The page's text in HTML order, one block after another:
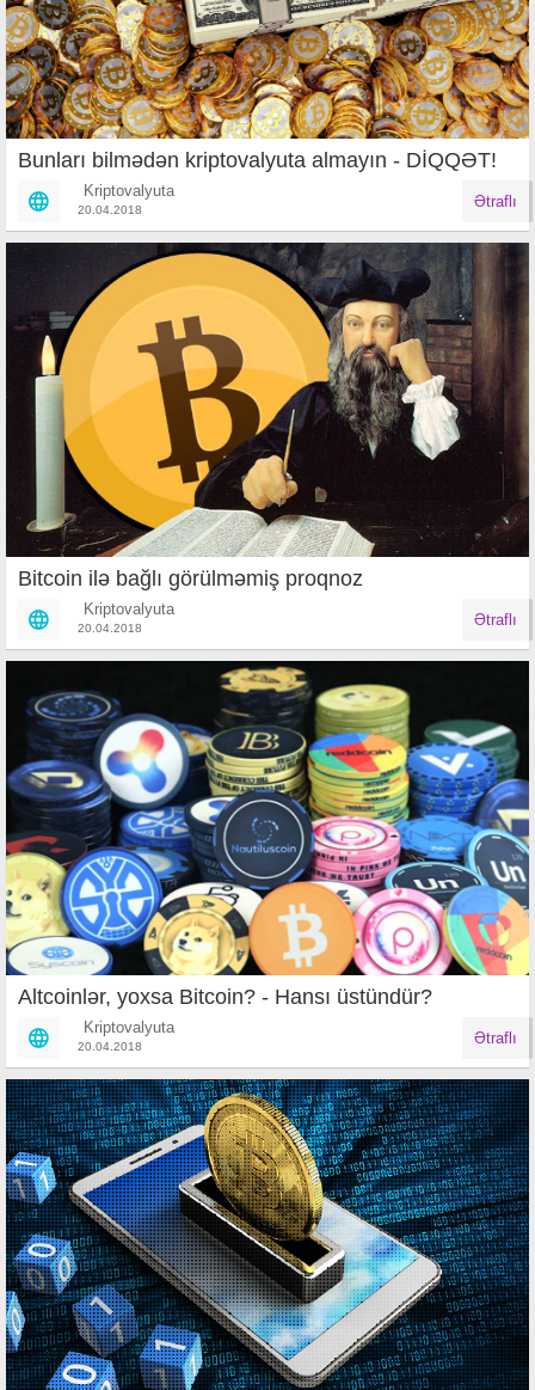
Bunları bilmədən kriptovalyuta almayın - DİQQƏT!
Kriptovalyuta
20.04.2018 Ətraflı
Bitcoin ilə bağlı görülməmiş proqnoz
Kriptovalyuta
20.04.2018 Ətraflı
Altcoinlər, yoxsa Bitcoin? - Hansı üstündür?
Kriptovalyuta
20.04.2018 Ətraflı